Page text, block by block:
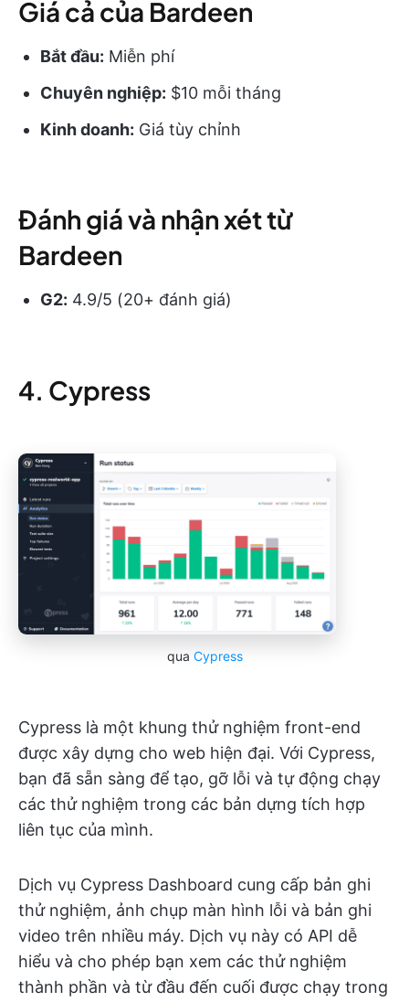
Giá cả của Bardeen
Bắt đầu: Miễn phí
Chuyên nghiệp: $10 mỗi tháng
Kinh doanh: Giá tùy chỉnh
Đánh giá và nhận xét từ
Bardeen
G2: 4.9/5 (20+ đánh giá)
4. Cypress
qua Cypress
Cypress là một khung thử nghiệm front-end
được xây dựng cho web hiện đại. Với Cypress,
bạn đã sẵn sàng để tạo, gỡ lỗi và tự động chạy
các thử nghiệm trong các bản dựng tích hợp
liên tục của mình.
Dịch vụ Cypress Dashboard cung cấp bản ghi
thử nghiệm, ảnh chụp màn hình lỗi và bản ghi
video trên nhiều máy. Dịch vụ này có API dễ
hiểu và cho phép bạn xem các thử nghiệm
thành phần và từ đầu đến cuối được chạy trong